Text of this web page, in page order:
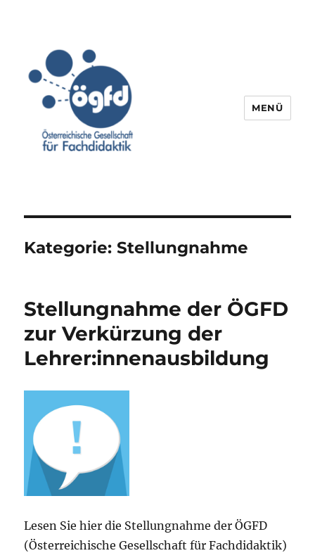
MENÜ
Kategorie:Stellungnahme
Stellungnahme der ÖGFD
zur Verkürzung der
Lehrer:innenausbildung
Lesen Sie hier die Stellungnahme der ÖGFD
(Österreichische Gesellschaft für Fachdidaktik)